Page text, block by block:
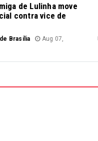
de Lulinha move
contra vice de
Brasília
Aug 07,